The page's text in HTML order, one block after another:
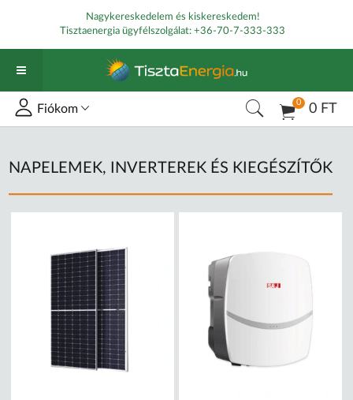
Nagykereskedelem és kiskereskedem!
Tisztaenergia ügyfélszolgálat: +36-70-7-333-333
0 0 FT
Fiókom
NAPELEMEK, INVERTEREK ÉS KIEGÉSZÍTŐK